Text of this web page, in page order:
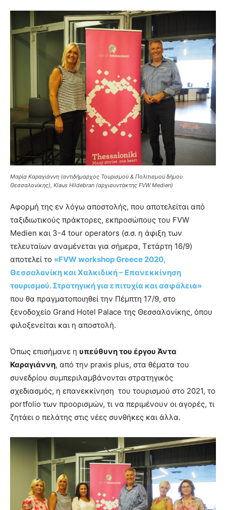
Μαρία Καραγιάννη (αντιδήμαρχος Τουρισμού & Πολιτισμού δήμου
Θεσσαλονίκης), Klaus Hildebran (αρχισυντάκτης FVW Medien)
Αφορμή της εν λόγω αποστολής, που αποτελείται από
ταξιδιωτικούς πράκτορες, εκπροσώπους του FVW
Medien και 3-4 tour operators (σ.σ. η άφιξη των
τελευταίων αναμένεται για σήμερα, Τετάρτη 16/9)
αποτελεί το «FVW workshop Greece 2020,
Θεσσαλονίκη και Χαλκιδική – Επανεκκίνηση
τουρισμού. Στρατηγική για επιτυχία και ασφάλεια»
που θα πραγματοποιηθεί την Πέμπτη 17/9, στο
ξενοδοχείο Grand Hotel Palace της Θεσσαλονίκης, όπου
φιλοξενείται και η αποστολή.
Όπως επισήμανε η υπεύθυνη του έργου Άντα
Καραγιάννη, από την praxis plus, στα θέματα του
συνεδρίου συμπεριλαμβάνονται στρατηγικός
σχεδιασμός, η επανεκκίνηση του τουρισμού στο 2021, το
portfolio των προορισμών, τι να περιμένουν οι αγορές, τι
ζητάει ο πελάτης στις νέες συνθήκες και άλλα.